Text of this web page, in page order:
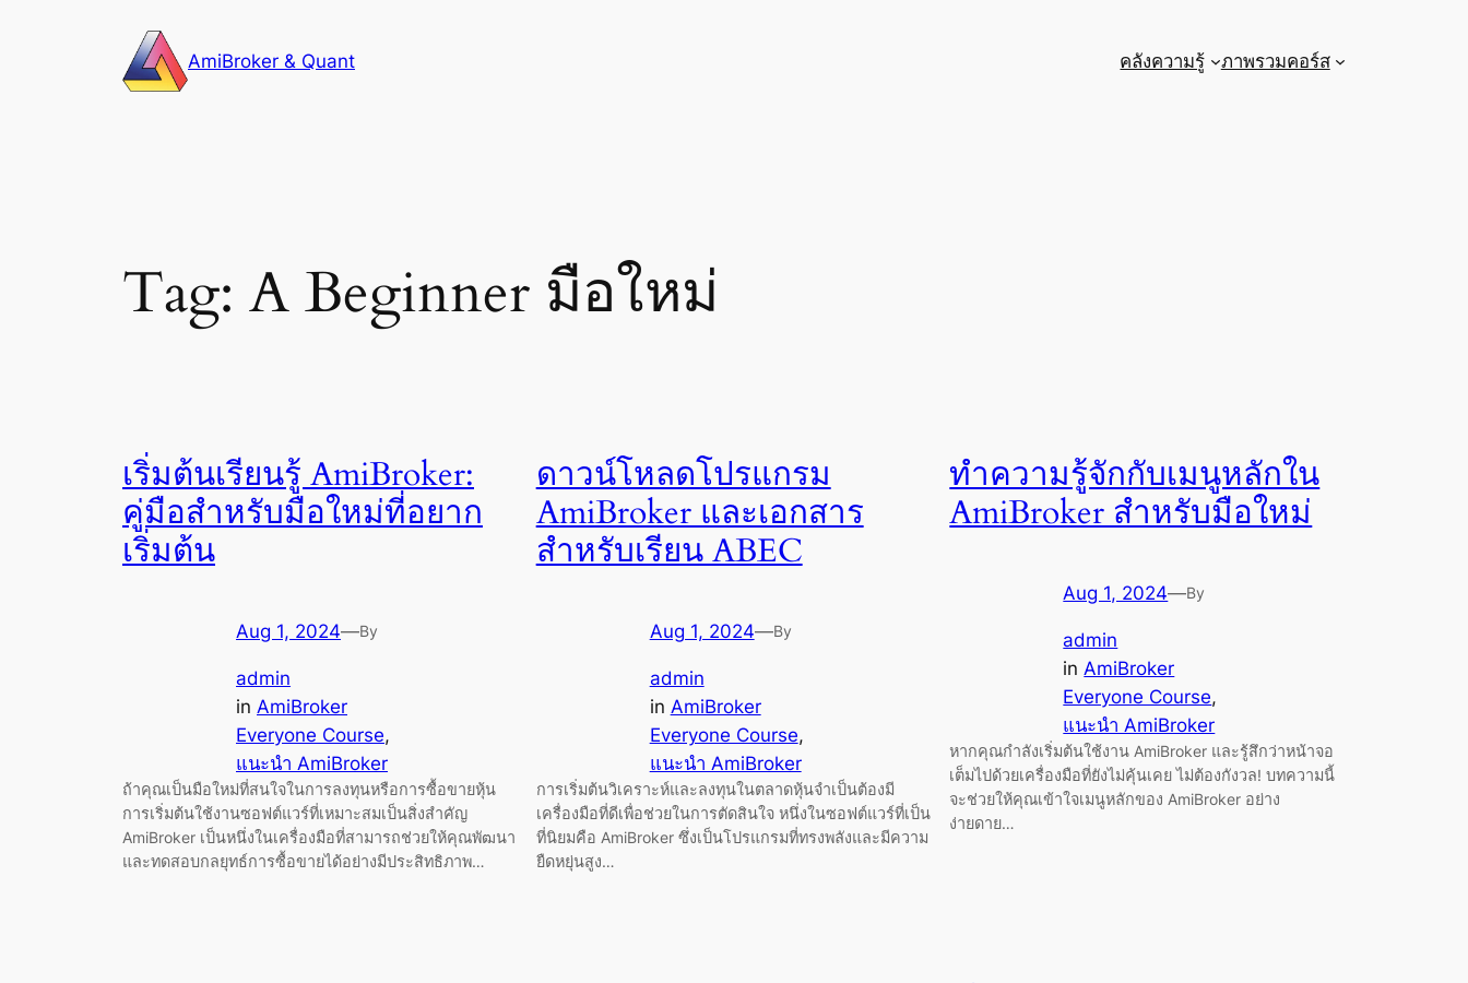
AmiBroker & Quant คลังความรู้ ภาพรวมคอร์ส
Tag: A Beginner มือใหม่
เริ่มต้นเรียนรู้ AmiBroker:
คู่มือสำหรับมือใหม่ที่อยาก
เริ่มต้น
Aug 1, 2024—By
admin
in AmiBroker
Everyone Course
แนะนำ AmiBroker
ถ้าคุณเป็นมือใหม่ที่สนใจในการลงทุนหรือการซื้อขายหุ้น
การเริ่มต้นใช้งานซอฟต์แวร์ที่เหมาะสมเป็นสิ่งสำคัญ
AmiBroker เป็นหนึ่งในเครื่องมือที่สามารถช่วยให้คุณพัฒนา
และทดสอบกลยุทธ์การซื้อขายได้อย่างมีประสิทธิภาพ…
ดาวน์โหลดโปรแกรม
AmiBroker และเอกสาร
สำหรับเรียน ABEC
Aug 1, 2024—By
admin
in AmiBroker
Everyone Course
แนะนำ AmiBroker
การเริ่มต้นวิเคราะห์และลงทุนในตลาดหุ้นจำเป็นต้องมี
เครื่องมือที่ดีเพื่อช่วยในการตัดสินใจ หนึ่งในซอฟต์แวร์ที่เป็น
ที่นิยมคือ AmiBroker ซึ่งเป็นโปรแกรมที่ทรงพลังและมีความ
ยืดหยุ่นสูง…
ทำความรู้จักกับเมนูหลักใน
AmiBroker สำหรับมือใหม่
Aug 1, 2024—By
admin
in AmiBroker
Everyone Course
แนะนำ AmiBroker
หากคุณกำลังเริ่มต้นใช้งาน AmiBroker และรู้สึกว่าหน้าจอ
เต็มไปด้วยเครื่องมือที่ยังไม่คุ้นเคย ไม่ต้องกังวล! บทความนี้
จะช่วยให้คุณเข้าใจเมนูหลักของ AmiBroker อย่าง
ง่ายดาย…